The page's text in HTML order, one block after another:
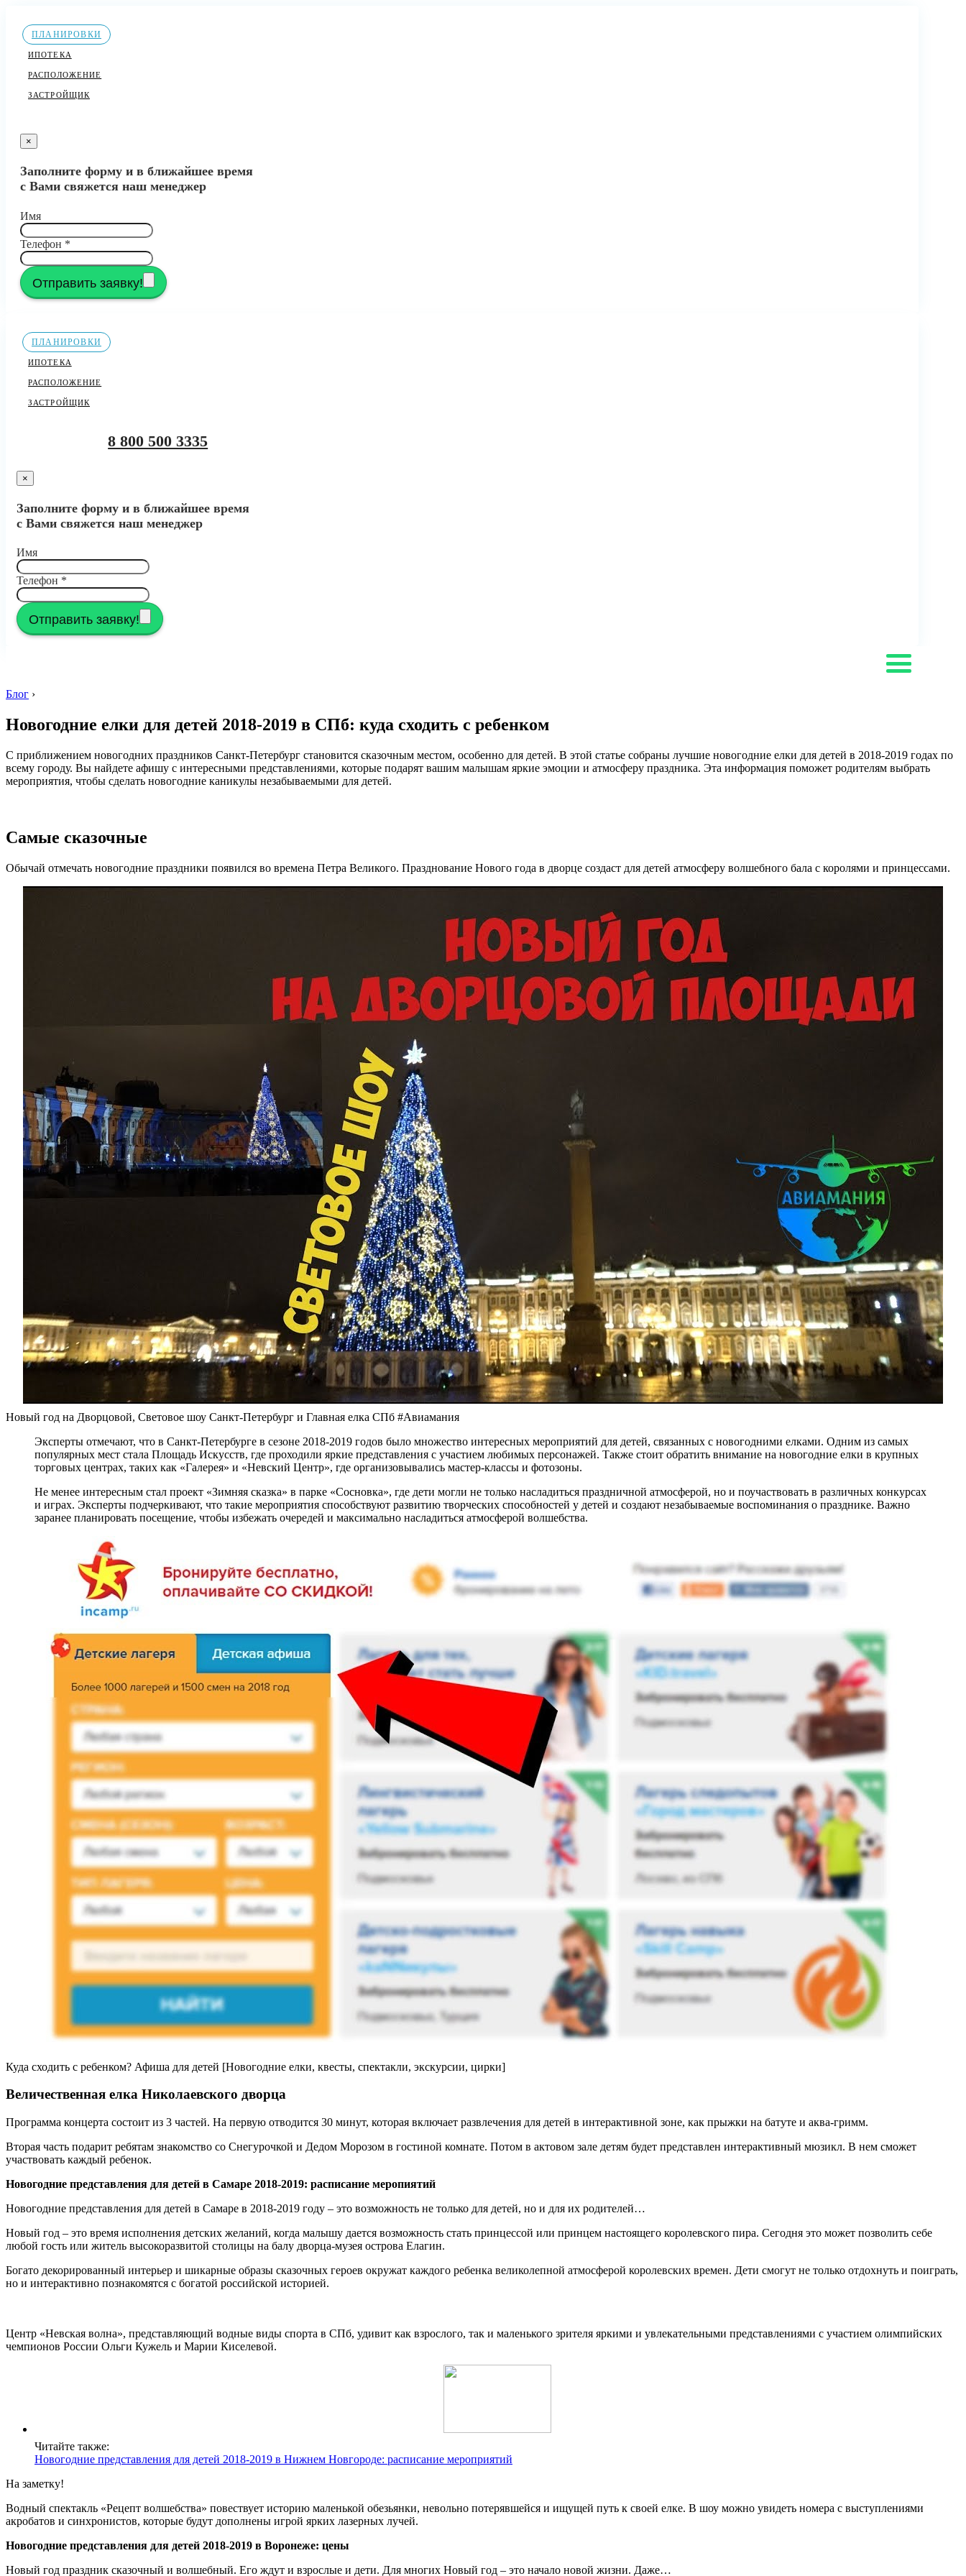
ПЛАНИРОВКИ
ИПОТЕКА
РАСПОЛОЖЕНИЕ
ЗАСТРОЙЩИК
×
Заполните форму и в ближайшее время
с Вами свяжется наш менеджер
Имя
Телефон *
Отправить заявку!
ПЛАНИРОВКИ
ИПОТЕКА
РАСПОЛОЖЕНИЕ
ЗАСТРОЙЩИК
8 800 500 3335
×
Заполните форму и в ближайшее время
с Вами свяжется наш менеджер
Имя
Телефон *
Отправить заявку!
Блог ›
Новогодние елки для детей 2018-2019 в СПб: куда сходить с ребенком
С приближением новогодних праздников Санкт-Петербург становится сказочным местом, особенно для детей. В этой статье собраны лучшие новогодние елки для детей в 2018-2019 годах по
всему городу. Вы найдете афишу с интересными представлениями, которые подарят вашим малышам яркие эмоции и атмосферу праздника. Эта информация поможет родителям выбрать
мероприятия, чтобы сделать новогодние каникулы незабываемыми для детей.
Самые сказочные
Обычай отмечать новогодние праздники появился во времена Петра Великого. Празднование Нового года в дворце создаст для детей атмосферу волшебного бала с королями и принцессами.
Новый год на Дворцовой, Световое шоу Санкт-Петербург и Главная елка СПб #Авиамания
Эксперты отмечают, что в Санкт-Петербурге в сезоне 2018-2019 годов было множество интересных мероприятий для детей, связанных с новогодними елками. Одним из самых
популярных мест стала Площадь Искусств, где проходили яркие представления с участием любимых персонажей. Также стоит обратить внимание на новогодние елки в крупных
торговых центрах, таких как «Галерея» и «Невский Центр», где организовывались мастер-классы и фотозоны.
Не менее интересным стал проект «Зимняя сказка» в парке «Сосновка», где дети могли не только насладиться праздничной атмосферой, но и поучаствовать в различных конкурсах
и играх. Эксперты подчеркивают, что такие мероприятия способствуют развитию творческих способностей у детей и создают незабываемые воспоминания о празднике. Важно
заранее планировать посещение, чтобы избежать очередей и максимально насладиться атмосферой волшебства.
Куда сходить с ребенком? Афиша для детей [Новогодние елки, квесты, спектакли, экскурсии, цирки]
Величественная елка Николаевского дворца
Программа концерта состоит из 3 частей. На первую отводится 30 минут, которая включает развлечения для детей в интерактивной зоне, как прыжки на батуте и аква-гримм.
Вторая часть подарит ребятам знакомство со Снегурочкой и Дедом Морозом в гостиной комнате. Потом в актовом зале детям будет представлен интерактивный мюзикл. В нем сможет
участвовать каждый ребенок.
Новогодние представления для детей в Самаре 2018-2019: расписание меропиятий
Новогодние представления для детей в Самаре в 2018-2019 году – это возможность не только для детей, но и для их родителей…
Новый год – это время исполнения детских желаний, когда малышу дается возможность стать принцессой или принцем настоящего королевского пира. Сегодня это может позволить себе
любой гость или житель высокоразвитой столицы на балу дворца-музея острова Елагин.
Богато декорированный интерьер и шикарные образы сказочных героев окружат каждого ребенка великолепной атмосферой королевских времен. Дети смогут не только отдохнуть и поиграть,
но и интерактивно познакомятся с богатой российской историей.
Центр «Невская волна», представляющий водные виды спорта в СПб, удивит как взрослого, так и маленького зрителя яркими и увлекательными представлениями с участием олимпийских
чемпионов России Ольги Кужель и Марии Киселевой.
Читайте также:
Новогодние представления для детей 2018-2019 в Нижнем Новгороде: расписание мероприятий
На заметку!
Водный спектакль «Рецепт волшебства» повествует историю маленькой обезьянки, невольно потерявшейся и ищущей путь к своей елке. В шоу можно увидеть номера с выступлениями
акробатов и синхронистов, которые будут дополнены игрой ярких лазерных лучей.
Новогодние представления для детей 2018-2019 в Воронеже: цены
Новый год праздник сказочный и волшебный. Его ждут и взрослые и дети. Для многих Новый год – это начало новой жизни. Даже…